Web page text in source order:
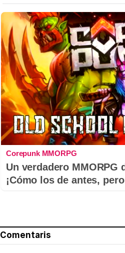
Corepunk MMORPG
Un verdadero MMORPG
¡Cómo los de antes,
Comentaris